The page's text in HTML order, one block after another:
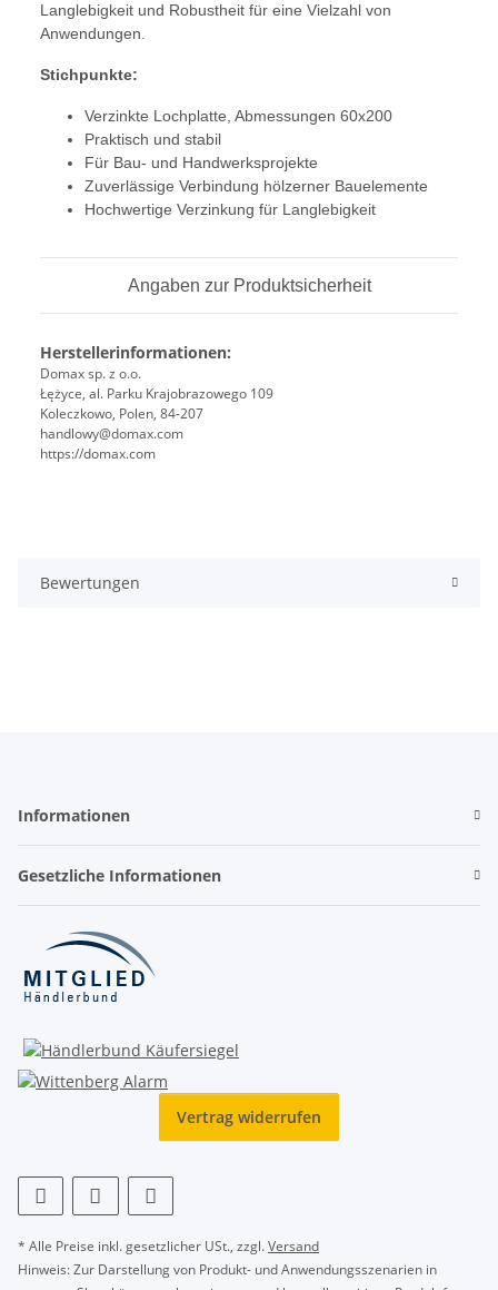
Langlebigkeit und Robustheit für eine Vielzahl von
Anwendungen.
Stichpunkte:
Verzinkte Lochplatte, Abmessungen 60x200
Praktisch und stabil
Für Bau- und Handwerksprojekte
Zuverlässige Verbindung hölzerner Bauelemente
Hochwertige Verzinkung für Langlebigkeit
Angaben zur Produktsicherheit
Herstellerinformationen:
Domax sp. z o.o.
Łężyce, al. Parku Krajobrazowego 109
Koleczkowo, Polen, 84-207
handlowy@domax.com
https://domax.com
Bewertungen
Informationen
Gesetzliche Informationen
Vertrag widerrufen
* Alle Preise inkl. gesetzlicher USt., zzgl.Versand
Hinweis: Zur Darstellung von Produkt- und Anwendungsszenarien in